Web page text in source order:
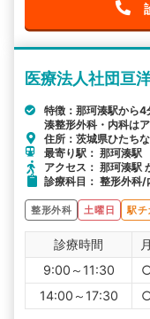
医療法人社団亘
特徴：那珂湊駅から
湊整形外科・内科は
住所：茨城県ひたち
最寄り駅： 那珂湊
アクセス： 那珂湊駅
診療科目： 整形外科/
整形外科 土曜日 駅チ
診療時間 月
9:00～11:30
14:00～17:30